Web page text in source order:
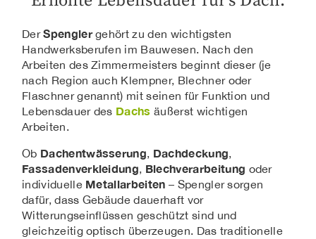
DerSpenglergehört zu den wichtigsten
Handwerksberufen im Bauwesen. Nach den
Arbeiten des Zimmermeisters beginnt dieser (je
nach Region auch Klempner, Blechner oder
Flaschner genannt) mit seinen für Funktion und
Lebensdauer des Dachs äußerst wichtigen
Arbeiten.
Ob Dachentwässerung, Dachdeckung,
Fassadenverkleidung, Blechverarbeitung oder
individuelle Metallarbeiten – Spengler sorgen
dafür, dass Gebäude dauerhaft vor
Witterungseinflüssen geschützt sind und
gleichzeitig optisch überzeugen. Das traditionelle